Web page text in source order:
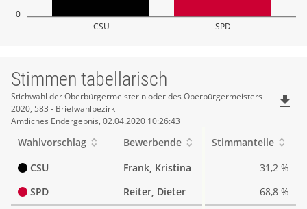
0
CSU SPD
Stimmen tabellarisch
Stimmen
tabellarisch
Stichwahl der Oberbürgermeisterin oder des Oberbürgermeisters
2020, 583 - Briefwahlbezirk
Amtliches Endergebnis, 02.04.2020 10:26:43
file_download
Wahlvorschlag Bewerbende
Stimmanteile
CSU
Frank, Kristina
31,2 %
SPD
Reiter, Dieter
68,8 %